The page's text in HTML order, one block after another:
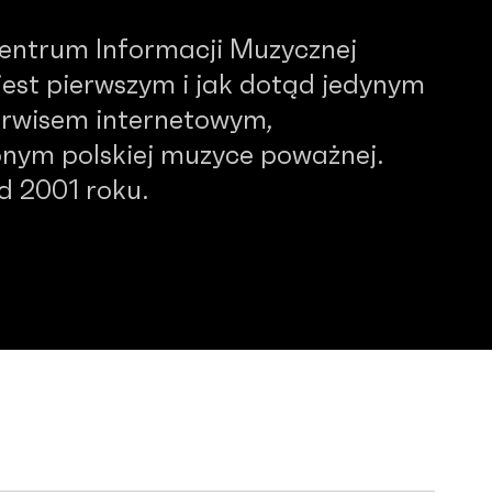
Informacji Muzycznej
pierwszym i jak dotąd jedynym
internetowym,
polskiej muzyce poważnej.
2001 roku.